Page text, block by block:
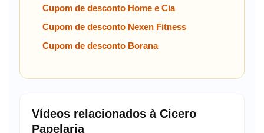
Cupom de desconto Home e Cia
Cupom de desconto Nexen Fitness
Cupom de desconto Borana
Vídeos relacionados à Cicero
Papelaria